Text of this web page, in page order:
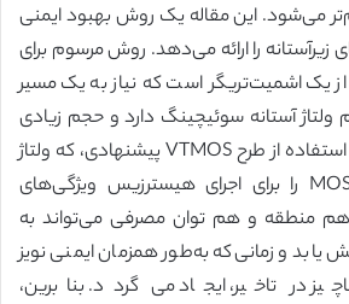
می‌شود. این مقاله یک روش بهبود ایمنی
زیرآستانه را ارائه می‌دهد. روش مرسوم برای
یک اشمیت‌تریگر است که نیاز به یک مسیر
ولتاژ آستانه سوئیچینگ دارد و حجم زیادی
اشغال میکند. اگرچه، با استفاده از طرح VTMOS پیشنهادی، که ولتاژ
آستانه ترانزیستورهای MOS را برای اجرای هیسترزیس ویژگی‌های
هم منطقه و هم توان مصرفی می‌تواند به
و زمانی‌که به‌طور همزمان ایمنی نویز
در تاخیر، ایجاد می گردد. بنابرین،